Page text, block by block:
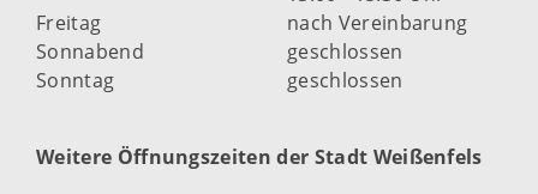
Freitag
nach Vereinbarung
Sonnabend
geschlossen
Sonntag
geschlossen
Weitere Öffnungszeiten der Stadt Weißenfels